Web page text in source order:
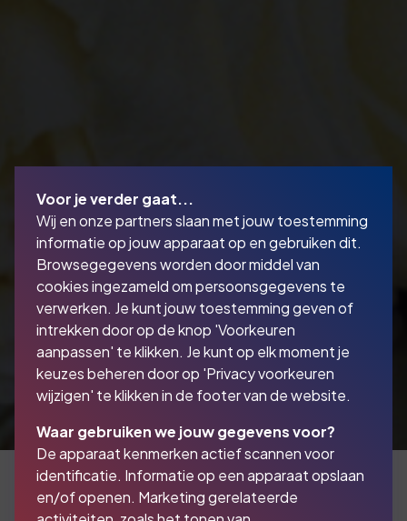
Voor je verder gaat...
Wij en onze partners slaan met jouw toestemming
informatie op jouw apparaat op en gebruiken dit.
Browsegegevens worden door middel van
cookies ingezameld om persoonsgegevens te
verwerken. Je kunt jouw toestemming geven of
intrekken door op de knop 'Voorkeuren
aanpassen' te klikken. Je kunt op elk moment je
keuzes beheren door op 'Privacy voorkeuren
wijzigen' te klikken in de footer van de website.
Waar gebruiken we jouw gegevens voor?
De apparaat kenmerken actief scannen voor
identificatie. Informatie op een apparaat opslaan
en/of openen. Marketing gerelateerde